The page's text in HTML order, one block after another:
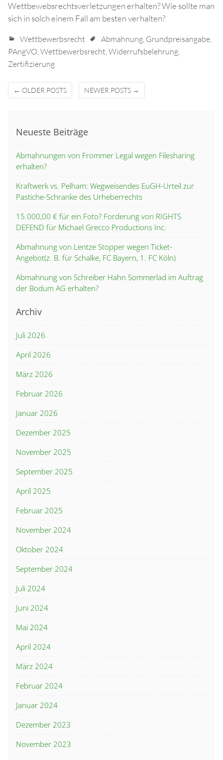
Wettbewebsrechtsverletzungen erhalten? Wie sollte man
sich in solch einem Fall am besten verhalten?
Wettbewerbsrecht Abmahnung, Grundpreisangabe,
PAngVO,Wettbewerbsrecht,Widerrufsbelehrung,
Zertifizierung
Posts
navigation
← OLDER POSTS NEWER POSTS →
Neueste Beiträge
Abmahnungen von Frommer Legal wegen Filesharing
erhalten?
Kraftwerk vs. Pelham: Wegweisendes EuGH-Urteil zur
Pastiche-Schranke des Urheberrechts
15.000,00 € für ein Foto? Forderung von RIGHTS
DEFEND für Michael Grecco Productions Inc.
Abmahnung von Lentze Stopper wegen Ticket-
Angebot(z. B. für Schalke, FC Bayern, 1. FC Köln)
Abmahnung von Schreiber Hahn Sommerlad im Auftrag
der Bodum AG erhalten?
Archiv
Juli 2026
April 2026
März 2026
Februar 2026
Januar 2026
Dezember 2025
November 2025
September 2025
April 2025
Februar 2025
November 2024
Oktober 2024
September 2024
Juli 2024
Juni 2024
Mai 2024
April 2024
März 2024
Februar 2024
Januar 2024
Dezember 2023
November 2023